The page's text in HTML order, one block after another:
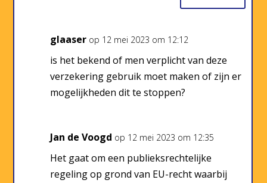
glaaser op 12 mei 2023 om 12:12
is het bekend of men verplicht van deze
verzekering gebruik moet maken of zijn er
mogelijkheden dit te stoppen?
Jan de Voogd op 12 mei 2023 om 12:35
Het gaat om een publieksrechtelijke
regeling op grond van EU-recht waarbij